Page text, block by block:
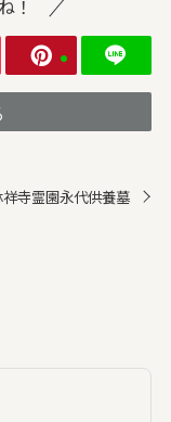
！
寺霊園永代供養墓